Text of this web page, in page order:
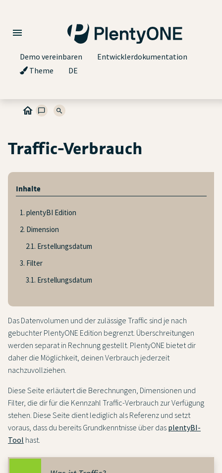
Demo vereinbaren
Entwicklerdokumentation
Theme
DE
Traffic-Verbrauch
Inhalte
1. plentyBI Edition
2. Dimension
2.1. Erstellungsdatum
3. Filter
3.1. Erstellungsdatum
Das Datenvolumen und der zulässige Traffic sind je nach
gebuchter PlentyONE Edition begrenzt. Überschreitungen
werden separat in Rechnung gestellt. PlentyONE bietet dir
daher die Möglichkeit, deinen Verbrauch jederzeit
nachzuvollziehen.
Diese Seite erläutert die Berechnungen, Dimensionen und
Filter, die dir für die Kennzahl Traffic-Verbrauch zur Verfügung
stehen. Diese Seite dient lediglich als Referenz und setzt
voraus, dass du bereits Grundkenntnisse über das plentyBI-
Tool hast.